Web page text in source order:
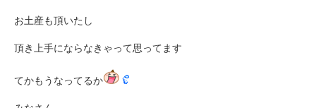
お土産も頂いたし
頂き上手にならなきゃって思ってます
てかもうなってるか